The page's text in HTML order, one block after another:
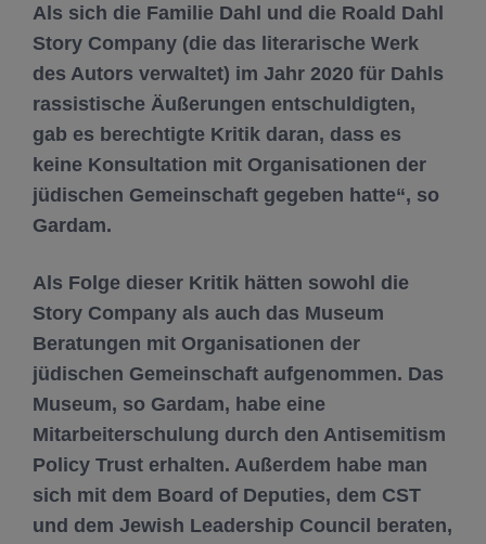
Als sich die Familie Dahl und die Roald Dahl
Story Company (die das literarische Werk
des Autors verwaltet) im Jahr 2020 für Dahls
rassistische Äußerungen entschuldigten,
gab es berechtigte Kritik daran, dass es
keine Konsultation mit Organisationen der
jüdischen Gemeinschaft gegeben hatte“, so
Gardam.
Als Folge dieser Kritik hätten sowohl die
Story Company als auch das Museum
Beratungen mit Organisationen der
jüdischen Gemeinschaft aufgenommen. Das
Museum, so Gardam, habe eine
Mitarbeiterschulung durch den Antisemitism
Policy Trust erhalten. Außerdem habe man
sich mit dem Board of Deputies, dem CST
und dem Jewish Leadership Council beraten,